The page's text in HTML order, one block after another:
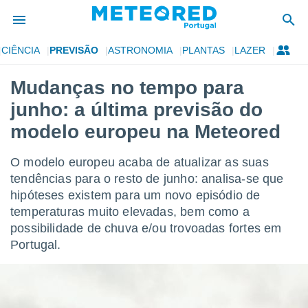
da
foi
para
fornecidas
a este
e
CIÊNCIA PREVISÃO ASTRONOMIA PLANTAS LAZER
Mudanças no tempo para
junho: a última previsão do
modelo europeu na Meteored
O modelo europeu acaba de atualizar as suas
tendências para o resto de junho: analisa-se que
hipóteses existem para um novo episódio de
temperaturas muito elevadas, bem como a
possibilidade de chuva e/ou trovoadas fortes em
Portugal.